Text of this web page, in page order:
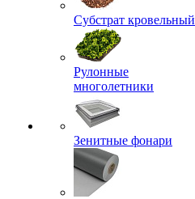
Субстрат кровельный
Рулонные
многолетники
Зенитные фонари